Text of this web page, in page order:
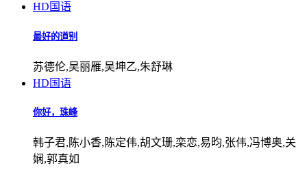
HD国语
最好的道别
苏德伦,吴丽雁,吴坤乙,朱舒琳
HD国语
你好，珠峰
韩子君,陈小香,陈定伟,胡文珊,栾恋,易昀,张伟,冯博奥,关
娴,郭真如